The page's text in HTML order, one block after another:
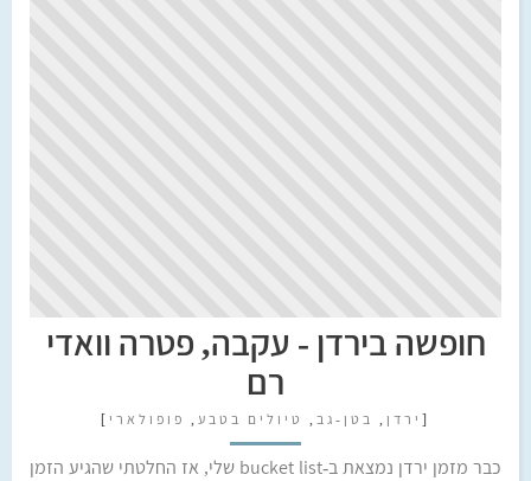
חופשה בירדן - עקבה, פטרה וואדי
רם
[ ירדן , בטן-גב , טיולים בטבע , פופולארי ]
כבר מזמן ירדן נמצאת ב-bucket list שלי, אז החלטתי שהגיע הזמן